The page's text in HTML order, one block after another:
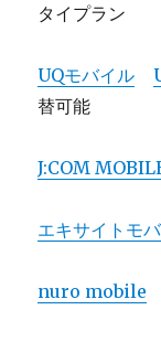
タイプラン
UQモバイル
替可能
J:COM
エキサイトモ
nuro mobile